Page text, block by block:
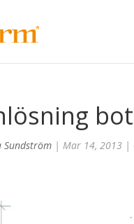
Sundström |Mar 14, 2013 |